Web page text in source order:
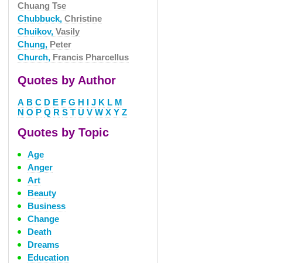
Chuang Tse
Chubbuck, Christine
Chuikov, Vasily
Chung, Peter
Church, Francis Pharcellus
Quotes by Author
A B C D E F G H I J K L M
N O P Q R S T U V W X Y Z
Quotes by Topic
Age
Anger
Art
Beauty
Business
Change
Death
Dreams
Education